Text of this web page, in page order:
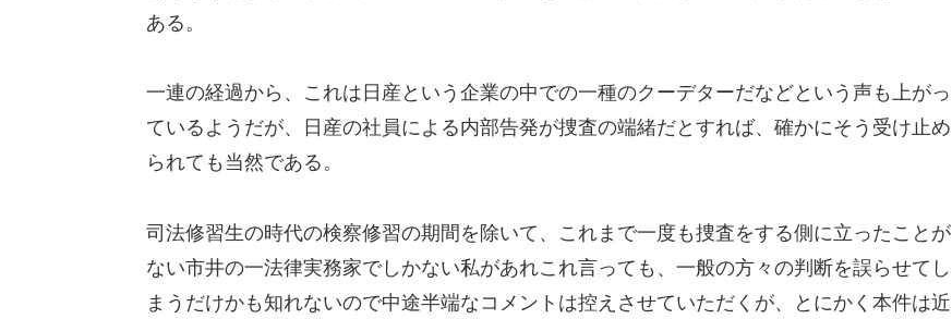
ある。
一連の経過から、これは日産という企業の中での一種のクーデターだなどという声も上がっ
ているようだが、日産の社員による内部告発が捜査の端緒だとすれば、確かにそう受け止め
られても当然である。
司法修習生の時代の検察修習の期間を除いて、これまで一度も捜査をする側に立ったことが
ない市井の一法律実務家でしかない私があれこれ言っても、一般の方々の判断を誤らせてし
まうだけかも知れないので中途半端なコメントは控えさせていただくが、とにかく本件は近